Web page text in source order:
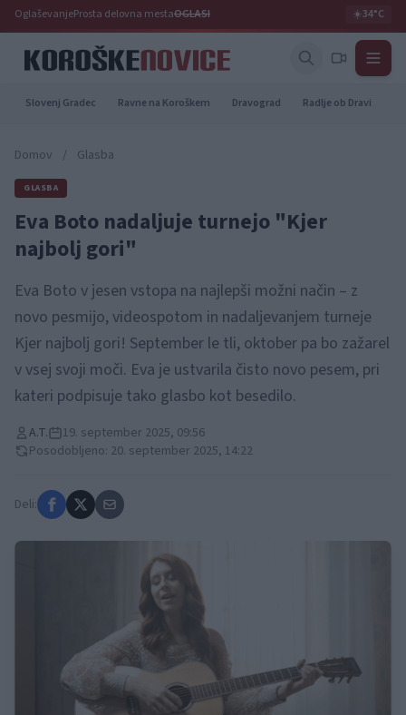
OglaševanjeProsta delovna mestaOGLASI ☀️34°C
Slovenj Gradec Ravne na Koroškem Dravograd Radlje ob Dravi
Domov / Glasba
GLASBA
Eva Boto nadaljuje turnejo "Kjer
najbolj gori"
Eva Boto v jesen vstopa na najlepši možni način – z
novo pesmijo, videospotom in nadaljevanjem turneje
Kjer najbolj gori! September le tli, oktober pa bo zažarel
v vsej svoji moči. Eva je ustvarila čisto novo pesem, pri
kateri podpisuje tako glasbo kot besedilo.
A.T.
19. september 2025, 09:56
Posodobljeno: 20. september 2025, 14:22
Deli: